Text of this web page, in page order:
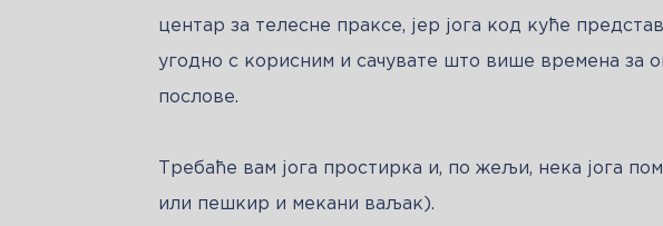
центар за телесне праксе, јер јога код куће
угодно с корисним и сачувате што више времена за
послове.
Требаће вам јога простирка и, по жељи, нека јога
или пешкир и мекани ваљак).